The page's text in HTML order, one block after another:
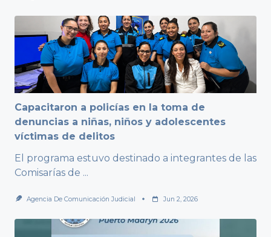
Capacitaron a policías en la toma de
denuncias a niñas, niños y adolescentes
víctimas de delitos
El programa estuvo destinado a integrantes de las
Comisarías de ...
Agencia De Comunicación Judicial Jun 2, 2026